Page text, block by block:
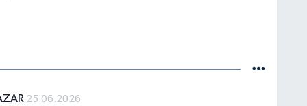
25.06.2026